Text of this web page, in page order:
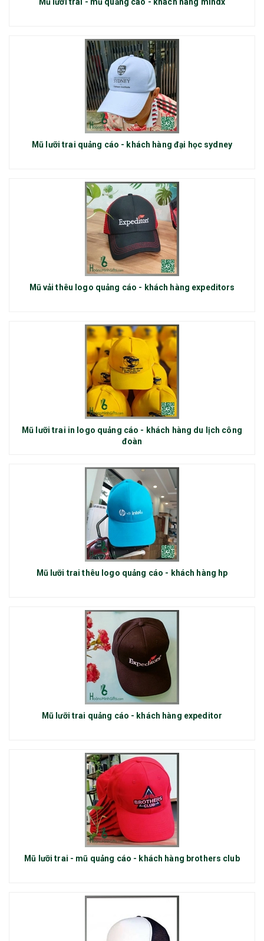
Mũ lưỡi trai - mũ quảng cáo - khách hàng mindx
Mũ lưỡi trai quảng cáo - khách hàng đại học sydney
Mũ vải thêu logo quảng cáo - khách hàng expeditors
Mũ lưỡi trai in logo quảng cáo - khách hàng du lịch công
đoàn
Mũ lưỡi trai thêu logo quảng cáo - khách hàng hp
Mũ lưỡi trai quảng cáo - khách hàng expeditor
Mũ lưỡi trai - mũ quảng cáo - khách hàng brothers club